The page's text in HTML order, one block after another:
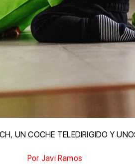
UN COCHE TELEDIRIGIDO Y
Por Javi Ramos